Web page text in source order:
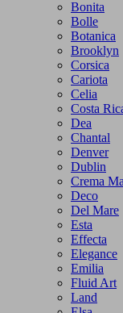
Bonita
Bolle
Botanica
Brooklyn
Corsica
Cariota
Celia
Costa
Dea
Chantal
Denver
Dublin
Crema
Deco
Del Mare
Esta
Effecta
Elegance
Emilia
Fluid Art
Land